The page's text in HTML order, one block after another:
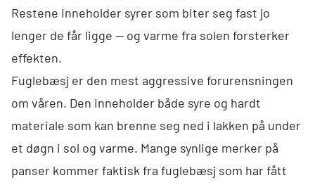
Restene inneholder syrer som biter seg fast jo
lenger de får ligge — og varme fra solen forsterker
effekten.
Fuglebæsj er den mest aggressive forurensningen
om våren. Den inneholder både syre og hardt
materiale som kan brenne seg ned i lakken på under
et døgn i sol og varme. Mange synlige merker på
panser kommer faktisk fra fuglebæsj som har fått